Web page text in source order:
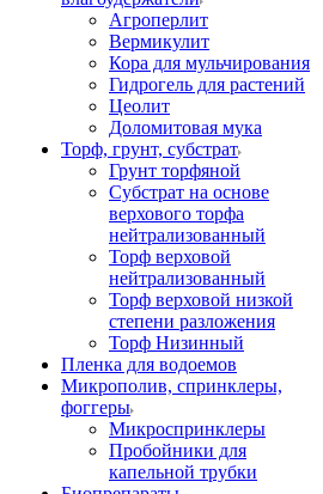
Агроперлит
Вермикулит
Кора для мульчирования
Гидрогель для растений
Цеолит
Доломитовая мука
Торф, грунт, субстрат
Грунт торфяной
Субстрат на основе
верхового торфа
нейтрализованный
Торф верховой
нейтрализованный
Торф верховой низкой
степени разложения
Торф Низинный
Пленка для водоемов
Микрополив, спринклеры,
фоггеры
Микроспринклеры
Пробойники для
капельной трубки